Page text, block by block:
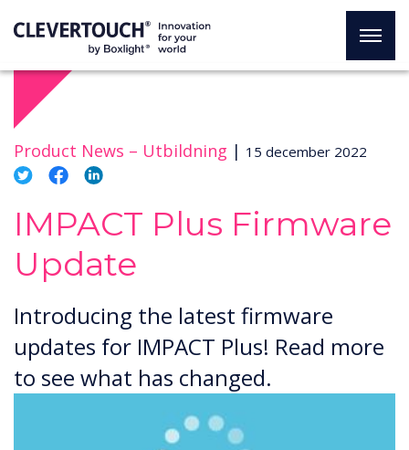
Product News – Utbildning | 15 december 2022
IMPACT Plus Firmware
Update
Introducing the latest firmware
updates for IMPACT Plus! Read more
to see what has changed.